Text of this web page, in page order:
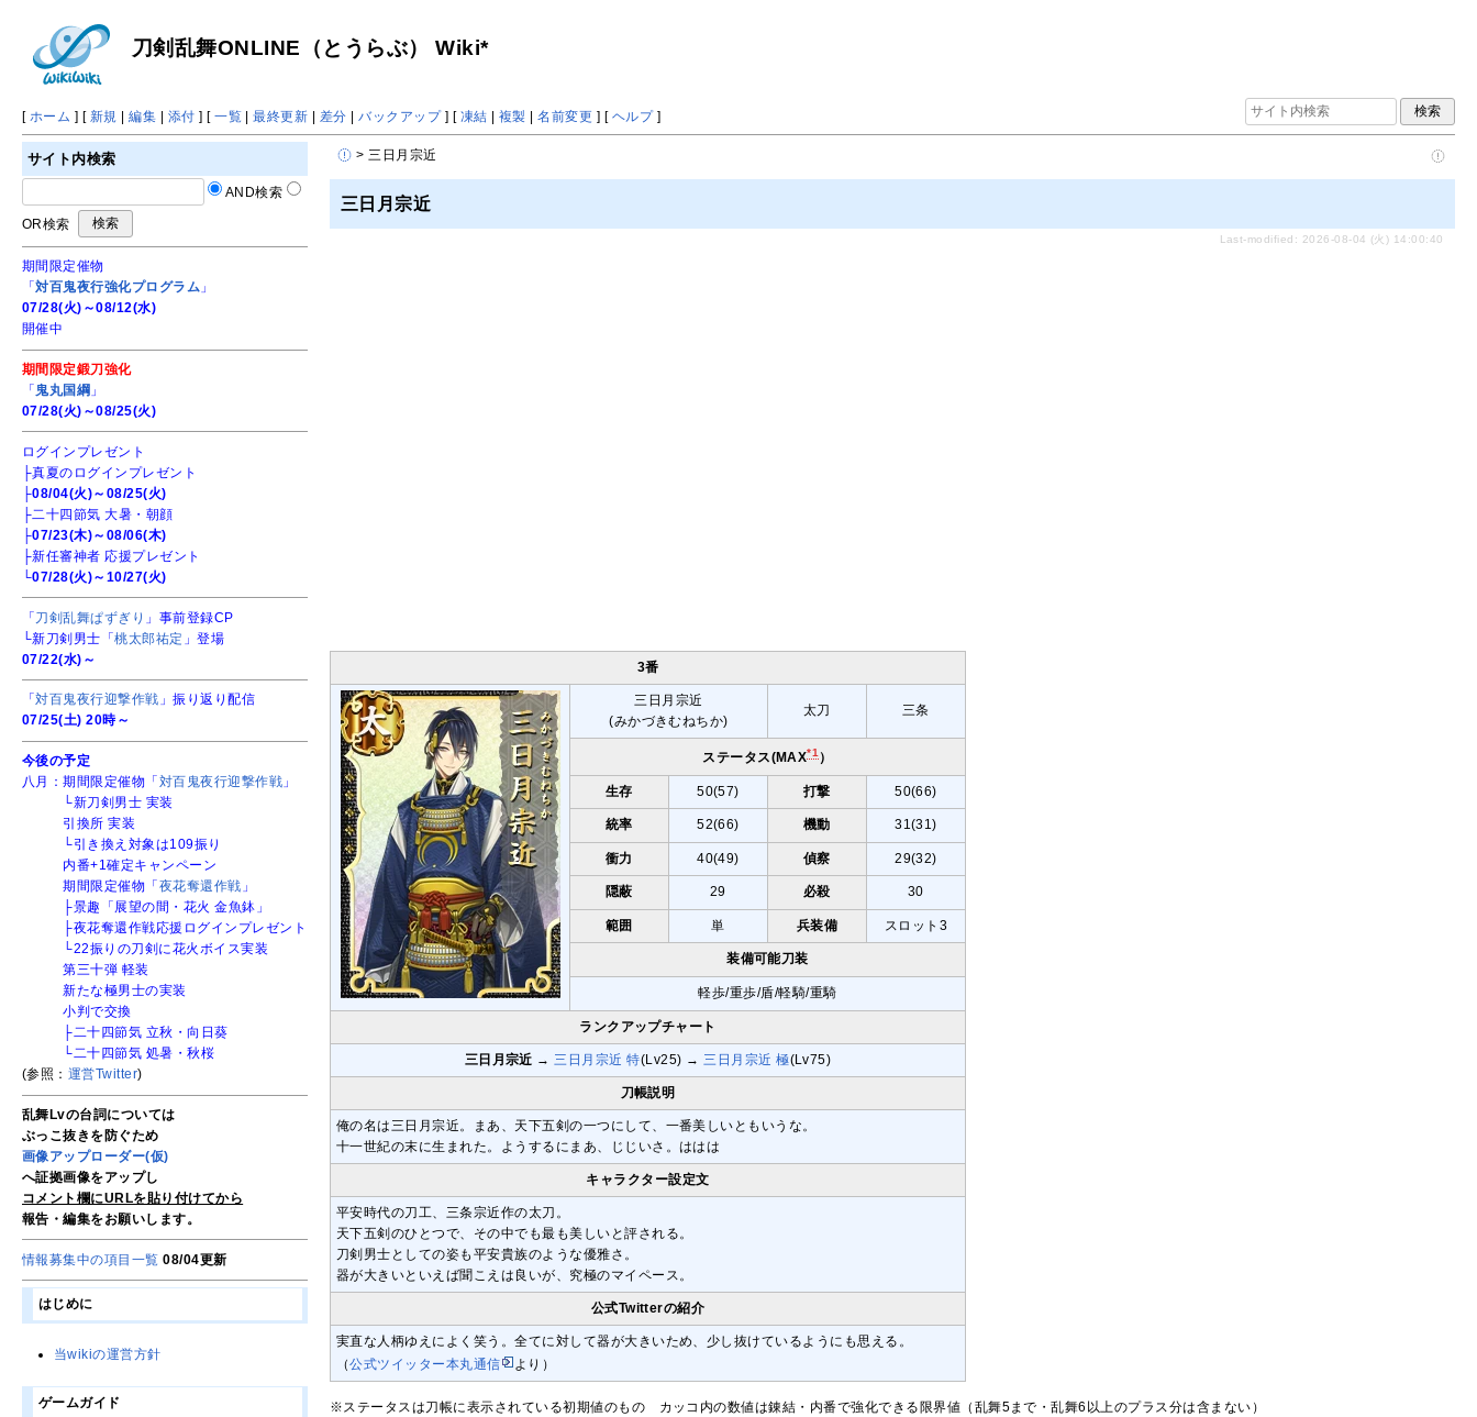
刀剣乱舞ONLINE（とうらぶ） Wiki*
[ ホーム ] [ 新規 |編集 | 添付 ] [一覧 |最終更新 | 差分 |バックアップ] [ 凍結 | 複製 |名前変更 ] [ ヘルプ]
> 三日月宗近
三日月宗近
Last-modified: 2026-08-04 (火) 14:00:40
3番
三日月宗近
(みかづきむねちか)
太刀 三条
ステータス(MAX*1 ）
生存 50(57) 打撃 50(66)
統率 52(66) 機動 31(31)
衝力 40(49) 偵察 29(32)
隠蔽 29 必殺 30
範囲 単 兵装備 スロット3
装備可能刀装
軽歩/重歩/盾/軽騎/重騎
ランクアップチャート
三日月宗近 →三日月宗近 特(Lv25) →三日月宗近 極(Lv75)
刀帳説明
俺の名は三日月宗近。まあ、天下五剣の一つにして、一番美しいともいうな。
十一世紀の末に生まれた。ようするにまあ、じじいさ。ははは
キャラクター設定文
平安時代の刀工、三条宗近作の太刀。
天下五剣のひとつで、その中でも最も美しいと評される。
刀剣男士としての姿も平安貴族のような優雅さ。
器が大きいといえば聞こえは良いが、究極のマイペース。
公式Twitterの紹介
実直な人柄ゆえによく笑う。全てに対して器が大きいため、少し抜けているようにも思える。
（公式ツイッター本丸通信 より）
※ステータスは刀帳に表示されている初期値のもの カッコ内の数値は錬結・内番で強化できる限界値（乱舞5まで・乱舞6以上のプラス分は含まない）
サイト内検索
AND検索
OR検索
期間限定催物
「対百鬼夜行強化プログラム 」
07/28(火)～08/12(水)
開催中
期間限定鍛刀強化
「 鬼丸国綱 」
07/28(火)～08/25(火)
ログインプレゼント
├真夏のログインプレゼント
├08/04(火)～08/25(火)
├二十四節気 大暑・朝顔
├07/23(木)～08/06(木)
├新任審神者 応援プレゼント
└07/28(火)～10/27(火)
「刀剣乱舞ぱずぎり 」事前登録CP
└新刀剣男士「桃太郎祐定 」登場
07/22(水)～
「対百鬼夜行迎撃作戦 」振り返り配信
07/25(土) 20時～
今後の予定
八月：期間限定催物「 対百鬼夜行迎撃作戦 」
└新刀剣男士 実装
引換所 実装
└引き換え対象は109振り
内番+1確定キャンペーン
期間限定催物「 夜花奪還作戦 」
├景趣「展望の間・花火 金魚鉢」
├夜花奪還作戦応援ログインプレゼント
└22振りの刀剣に花火ボイス実装
第三十弾 軽装
新たな極男士の実装
小判で交換
├二十四節気 立秋・向日葵
└二十四節気 処暑・秋桜
(参照： 運営Twitter)
乱舞Lvの台詞については
ぶっこ抜きを防ぐため
画像アップローダー(仮)
へ証拠画像をアップし
コメント欄にURLを貼り付けてから
報告・編集をお願いします。
情報募集中の項目一覧 08/04更新
はじめに
当wikiの運営方針
ゲームガイド